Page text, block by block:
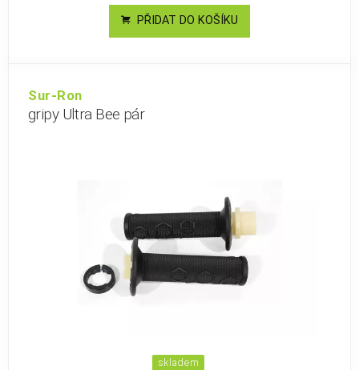
PŘIDAT DO KOŠÍKU
Sur-Ron
gripy Ultra Bee pár
skladem